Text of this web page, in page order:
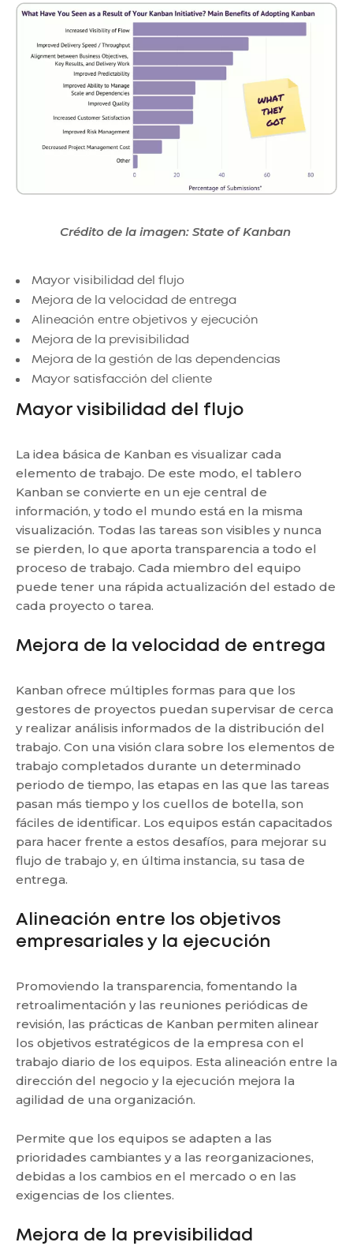
Crédito de la imagen: State of Kanban
Mayor visibilidad del flujo
Mejora de la velocidad de entrega
Alineación entre objetivos y ejecución
Mejora de la previsibilidad
Mejora de la gestión de las dependencias
Mayor satisfacción del cliente
Mayor visibilidad del flujo
La idea básica de Kanban es visualizar cada
elemento de trabajo. De este modo, el tablero
Kanban se convierte en un eje central de
información, y todo el mundo está en la misma
visualización. Todas las tareas son visibles y nunca
se pierden, lo que aporta transparencia a todo el
proceso de trabajo. Cada miembro del equipo
puede tener una rápida actualización del estado de
cada proyecto o tarea.
Mejora de la velocidad de entrega
Kanban ofrece múltiples formas para que los
gestores de proyectos puedan supervisar de cerca
y realizar análisis informados de la distribución del
trabajo. Con una visión clara sobre los elementos de
trabajo completados durante un determinado
periodo de tiempo, las etapas en las que las tareas
pasan más tiempo y los cuellos de botella, son
fáciles de identificar. Los equipos están capacitados
para hacer frente a estos desafíos, para mejorar su
flujo de trabajo y, en última instancia, su tasa de
entrega.
Alineación entre los objetivos
empresariales y la ejecución
Promoviendo la transparencia, fomentando la
retroalimentación y las reuniones periódicas de
revisión, las prácticas de Kanban permiten alinear
los objetivos estratégicos de la empresa con el
trabajo diario de los equipos. Esta alineación entre la
dirección del negocio y la ejecución mejora la
agilidad de una organización.
Permite que los equipos se adapten a las
prioridades cambiantes y a las reorganizaciones,
debidas a los cambios en el mercado o en las
exigencias de los clientes.
Mejora de la previsibilidad